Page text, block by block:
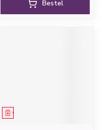
Bestel
Geneesmiddel